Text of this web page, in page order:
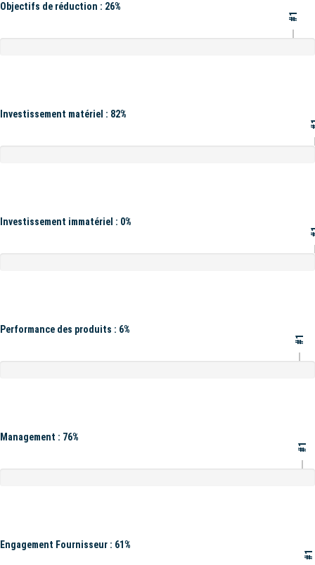
Objectifs de réduction : 26%
#1
Investissement matériel : 82%
Investissement immatériel : 0%
Performance des produits : 6%
#1
Management : 76%
#1
Engagement Fournisseur : 61%
#1